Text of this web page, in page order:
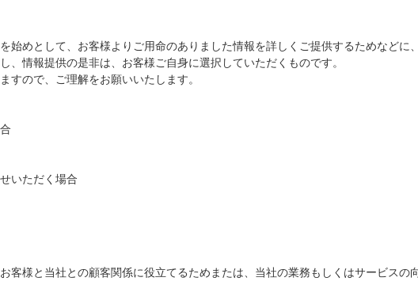
始めとして、お客様よりご用命のありました情報を詳しくご提供するためなどに
情報提供の是非は、お客様ご自身に選択していただくものです。
すので、ご理解をお願いいたします。
いただく場合
客様と当社との顧客関係に役立てるためまたは、当社の業務もしくはサービスの